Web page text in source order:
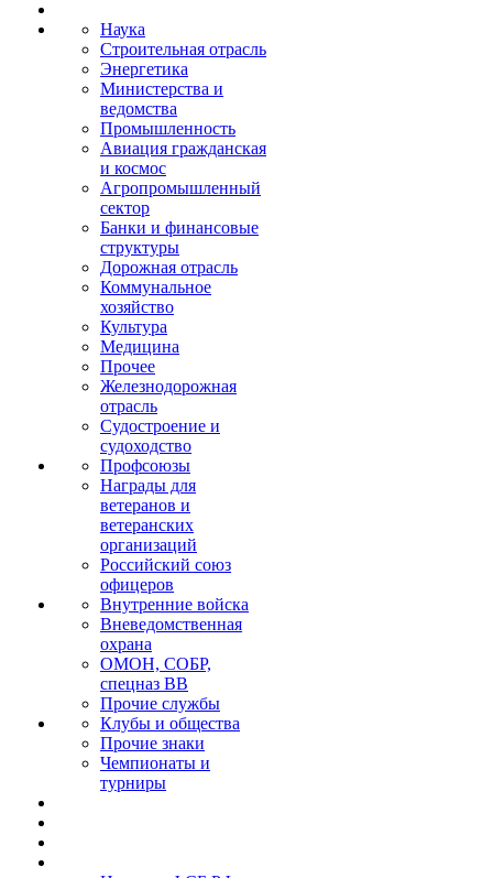
Наука
Строительная отрасль
Энергетика
Министерства и
ведомства
Промышленность
Авиация гражданская
и космос
Агропромышленный
сектор
Банки и финансовые
структуры
Дорожная отрасль
Коммунальное
хозяйство
Культура
Медицина
Прочее
Железнодорожная
отрасль
Судостроение и
судоходство
Профсоюзы
Награды для
ветеранов и
ветеранских
организаций
Российский союз
офицеров
Внутренние войска
Вневедомственная
охрана
ОМОН, СОБР,
спецназ ВВ
Прочие службы
Клубы и общества
Прочие знаки
Чемпионаты и
турниры